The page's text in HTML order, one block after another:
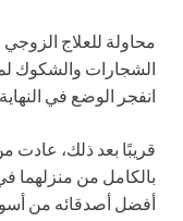
محاولة للعلاج
الشجارات والشكوك
انفجر الوضع في
قريبًا بعد ذلك، عادت
بالكامل من منزلهما
أفضل أصدقائه من